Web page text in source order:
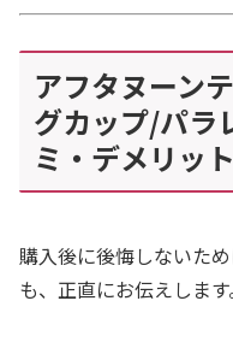
アフタヌーン
グカップ/パラ
ミ・デメリット
購入後に後悔しないた
も、正直にお伝えします